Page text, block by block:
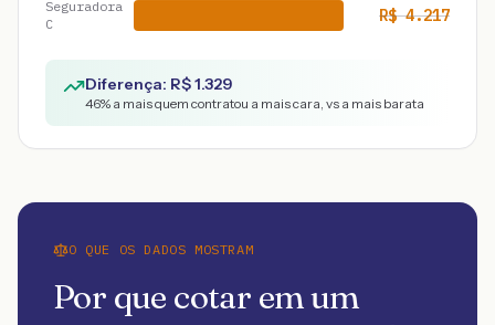
Seguradora
C
R$4.217
Diferença: R$1.329
46% a mais quem contratou a mais cara, vs a mais barata
O QUE OS DADOS MOSTRAM
Por que cotar em um